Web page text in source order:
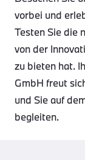
vorbei und
Testen Sie die
von der
zu bieten hat.
GmbH freut
und Sie auf
begleiten.